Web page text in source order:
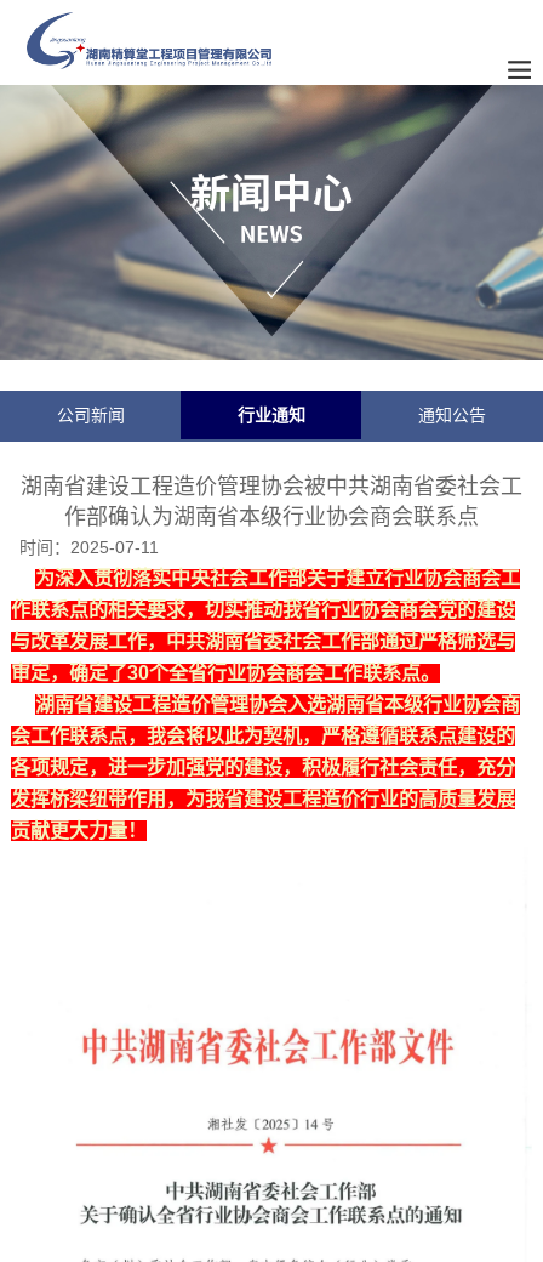
公司新闻 行业通知 通知公告
湖南省建设工程造价管理协会被中共湖南省委社会工
作部确认为湖南省本级行业协会商会联系点
时间： 2025-07-11
为深入贯彻落实中央社会工作部关于建立行业协会商会工
作联系点的相关要求，切实推动我省行业协会商会党的建设
与改革发展工作，中共湖南省委社会工作部通过严格筛选与
审定，确定了30个全省行业协会商会工作联系点。
湖南省建设工程造价管理协会入选湖南省本级行业协会商
会工作联系点，我会将以此为契机，严格遵循联系点建设的
各项规定，进一步加强党的建设，积极履行社会责任，充分
发挥桥梁纽带作用，为我省建设工程造价行业的高质量发展
贡献更大力量！